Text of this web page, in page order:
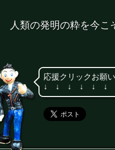
人類の発明の粋を今こ
応援クリックお願
↓ ↓ ↓ ↓ ↓ ↓